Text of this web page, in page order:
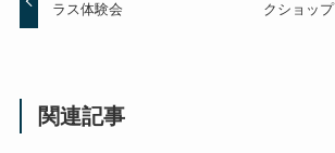
ラス体験会
クショップ
関連記事